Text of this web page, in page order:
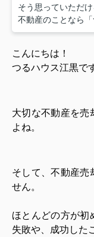
そう思っていただ
不動産のことなら
こんにちは！
つるハウス江黒で
大切な不動産を売
よね。
そして、不動産売
せん。
ほとんどの方が初
失敗や、成功した